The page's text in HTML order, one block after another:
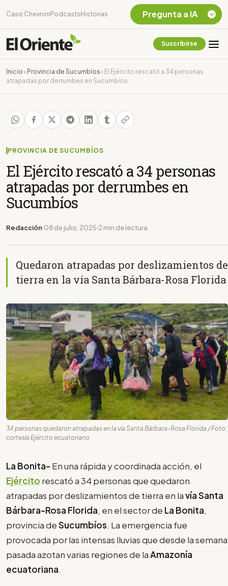
Caso Chevron Podcasts Historias
Suscribirse
Inicio › Provincia de Sucumbíos › El Ejército rescató a 34 personas
atrapadas por derrumbes en Sucumbíos
PROVINCIA DE SUCUMBÍOS
El Ejército rescató a 34 personas
atrapadas por derrumbes en
Sucumbíos
Redacción 08 de julio, 2025 2 min de lectura
Quedaron atrapadas por deslizamientos de
tierra en la vía Santa Bárbara-Rosa Florida
34 personas quedaron atrapadas en la vía Santa Bárbara-Rosa Florida / Foto:
cortesía Ejército ecuatoriano
La Bonita- En una rápida y coordinada acción, el
Ejército rescató a 34 personas que quedaron
atrapadas por deslizamientos de tierra en lavía Santa
Bárbara-Rosa Florida, en el sector de La Bonita,
provincia deSucumbíos. La emergencia fue
provocada por las intensas lluvias que desde la semana
pasada azotan varias regiones de laAmazonía
ecuatoriana.
Pregunta a IA
Chevron Ecuador